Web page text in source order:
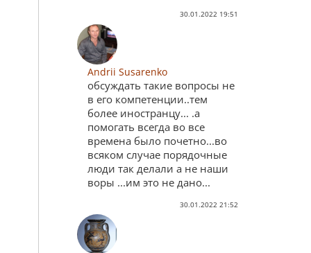
30.01.2022 19:51
Andrii Susarenko
обсуждать такие вопросы не
в его компетенции..тем
более иностранцу... .а
помогать всегда во все
времена было почетно...во
всяком случае порядочные
люди так делали а не наши
воры ...им это не дано...
30.01.2022 21:52